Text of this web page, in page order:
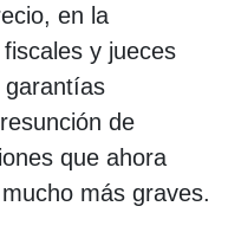
en la
y jueces
garantías
de
que ahora
más graves.